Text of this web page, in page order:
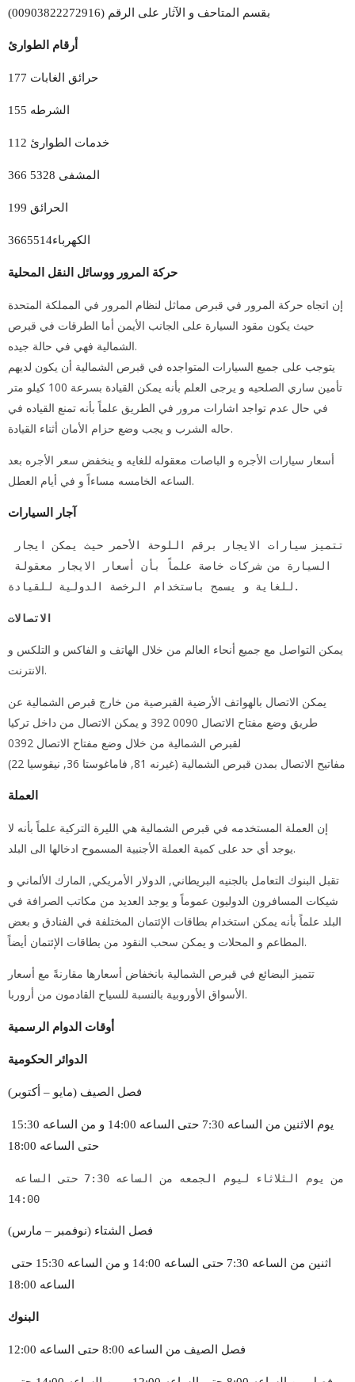
بقسم المتاحف و الآثار على الرقم (00903822272916)
أرقام الطوارئ
حرائق الغابات 177
155 الشرطه
خدمات الطوارئ 112
366 5328 المشفى
الحرائق 199
3665514الكهرباء
حركة المرور ووسائل النقل المحلية
إن اتجاه حركة المرور في قبرص مماثل لنظام المرور في المملكة المتحدة
حيث يكون مقود السيارة على الجانب الأيمن أما الطرقات في قبرص
الشمالية فهي في حالة جيده.
يتوجب على جميع السيارات المتواجده في قبرص الشمالية أن يكون لديهم
تأمين ساري الصلحيه و يرجى العلم بأنه يمكن القيادة بسرعة 100 كيلو متر
في حال عدم تواجد اشارات مرور في الطريق علماً بأنه تمنع القياده في
حاله الشرب و يجب وضع حزام الأمان أثناء القيادة.
أسعار سيارات الأجره و الباصات معقوله للغايه و ينخفض سعر الأجره بعد
الساعه الخامسه مساءاً و في أيام العطل.
آجار السيارات
للغاية و يسمح باستخدام الرخصة الدولية للقيادة.
الاتصالات
يمكن التواصل مع جميع أنحاء العالم من خلال الهاتف و الفاكس و التلكس و
الانترنت.
يمكن الاتصال بالهواتف الأرضية القبرصية من خارج قبرص الشمالية عن
طريق وضع مفتاح الاتصال 0090 392 و يمكن الاتصال من داخل تركيا
لقبرص الشمالية من خلال وضع مفتاح الاتصال 0392
مفاتيح الاتصال بمدن قبرص الشمالية (غيرنه 81, فاماغوستا 36, نيقوسيا 22)
العملة
إن العملة المستخدمه في قبرص الشمالية هي الليرة التركية علماً بأنه لا
يوجد أي حد على كمية العملة الأجنبية المسموح ادخالها الى البلد.
تقبل البنوك التعامل بالجنيه البريطاني, الدولار الأمريكي, المارك الألماني و
شيكات المسافرون الدوليون عموماً و يوجد العديد من مكاتب الصرافة في
البلد علماً بأنه يمكن استخدام بطاقات الإئتمان المختلفة في الفنادق و بعض
المطاعم و المحلات و يمكن سحب النقود من بطاقات الإئتمان أيضاً.
تتميز البضائع في قبرص الشمالية بانخفاض أسعارها مقارنةً مع أسعار
الأسواق الأوروبية بالنسبة للسياح القادمون من أروربا.
أوقات الدوام الرسمية
الدوائر الحكومية
فصل الصيف (مايو – أكتوبر)
حتى الساعه 18:00
14:00
فصل الشتاء (نوفمبر – مارس)
الساعه 18:00
البنوك
فصل الصيف من الساعه 8:00 حتى الساعه 12:00